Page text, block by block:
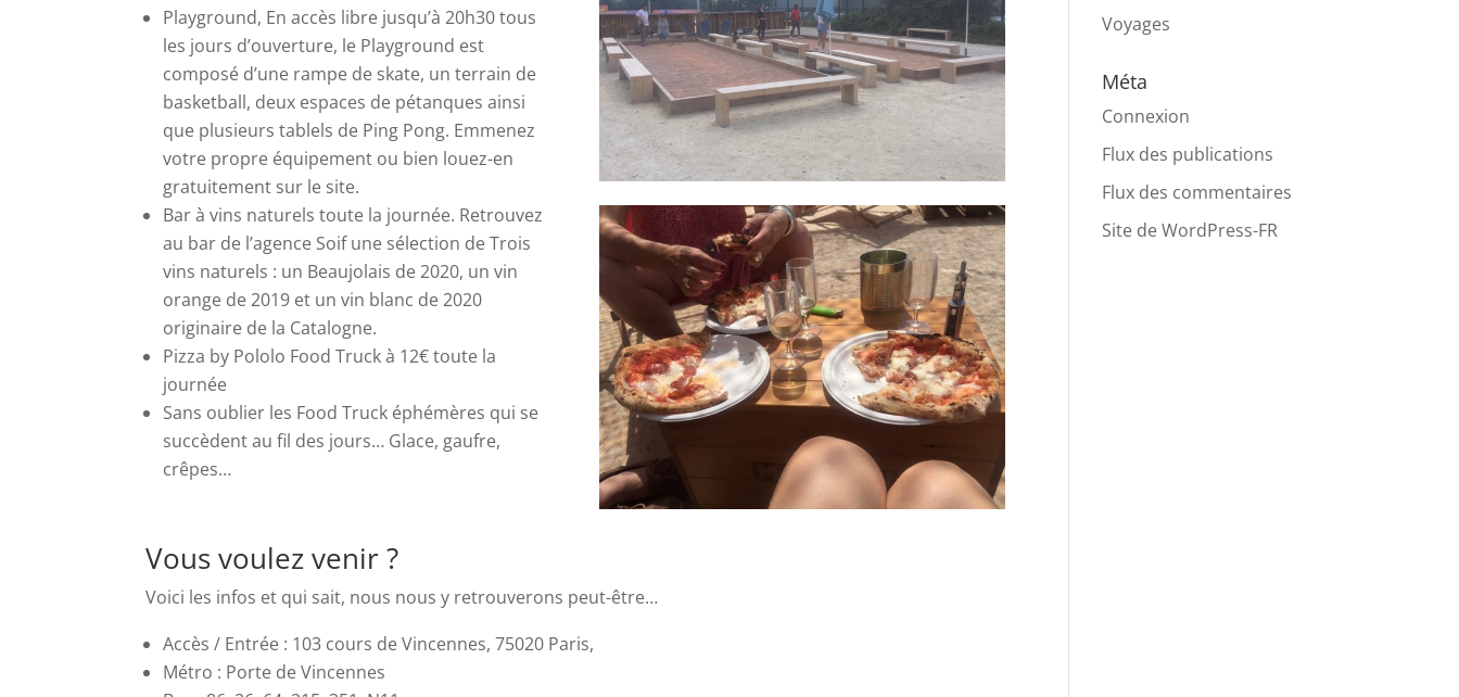
Playground, En accès libre jusqu’à 20h30 tous
les jours d’ouverture, le Playground est
composé d’une rampe de skate, un terrain de
basketball, deux espaces de pétanques ainsi
que plusieurs tablels de Ping Pong. Emmenez
votre propre équipement ou bien louez-en
gratuitement sur le site.
Bar à vins naturels toute la journée. Retrouvez
au bar de l’agence Soif une sélection de Trois
vins naturels : un Beaujolais de 2020, un vin
orange de 2019 et un vin blanc de 2020
originaire de la Catalogne.
Pizza by Pololo Food Truck à 12€ toute la
journée
Sans oublier les Food Truck éphémères qui se
succèdent au fil des jours… Glace, gaufre,
crêpes…
Vous voulez venir ?
Voici les infos et qui sait, nous nous y retrouverons peut-être…
Accès / Entrée : 103 cours de Vincennes, 75020 Paris,
Métro : Porte de Vincennes
Voyages
Méta
Connexion
Flux des publications
Flux des commentaires
Site de WordPress-FR